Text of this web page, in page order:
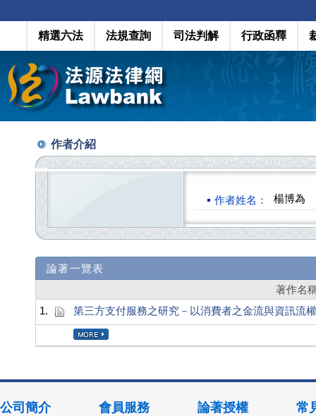
精選六法 法規查詢 司法判解 行政函釋
作者介紹
作者姓名： 楊博為
論著一覽表
著作名
1.
第三方支付服務之研究－以消費者之金流與資訊流
公司簡介 會員服務 論著授權 常